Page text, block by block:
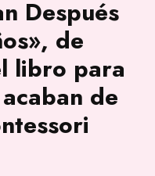
Después
de
libro para
de